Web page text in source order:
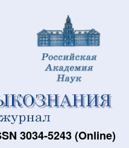
3034-5243 (Online)